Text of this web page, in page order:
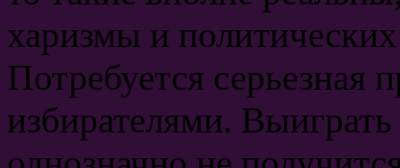
харизмы и политических
Потребуется серьезная
избирателями.